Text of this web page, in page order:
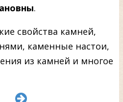
.
свойства камней,
каменные настои,
из камней и многое